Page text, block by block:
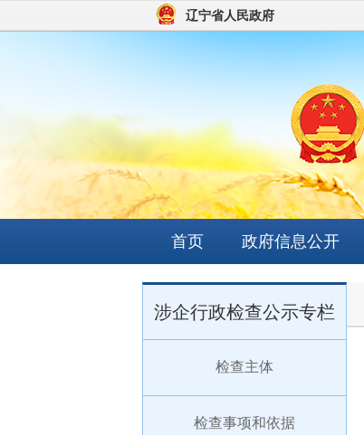
辽宁省人民政府
首页 政府信息公开
依申请公开网页申请
涉企行政检查公示专栏
检查主体
检查事项和依据